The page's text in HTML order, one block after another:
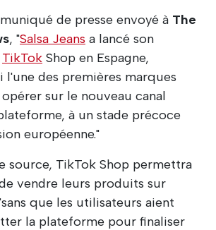
de presse envoyé à The
, "Salsa Jeans a lancé son
TikTok Shop en Espagne,
l'une des premières marques
sur le nouveau canal
à un stade précoce
européenne."
source, TikTok Shop permettra
vendre leurs produits sur
que les utilisateurs aient
la plateforme pour finaliser